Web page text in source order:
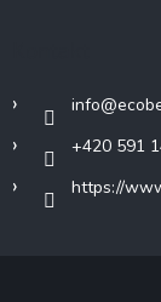
info@
+420 591
https://